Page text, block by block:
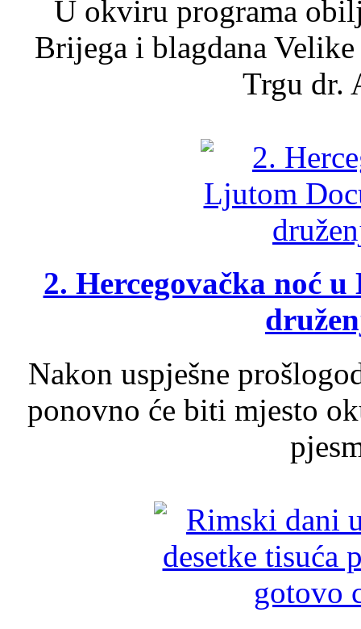
U okviru programa
Brijega i blagdana
Trgu dr.
2. Hercegovačka noć
Nakon uspješne
ponovno će biti mjesto